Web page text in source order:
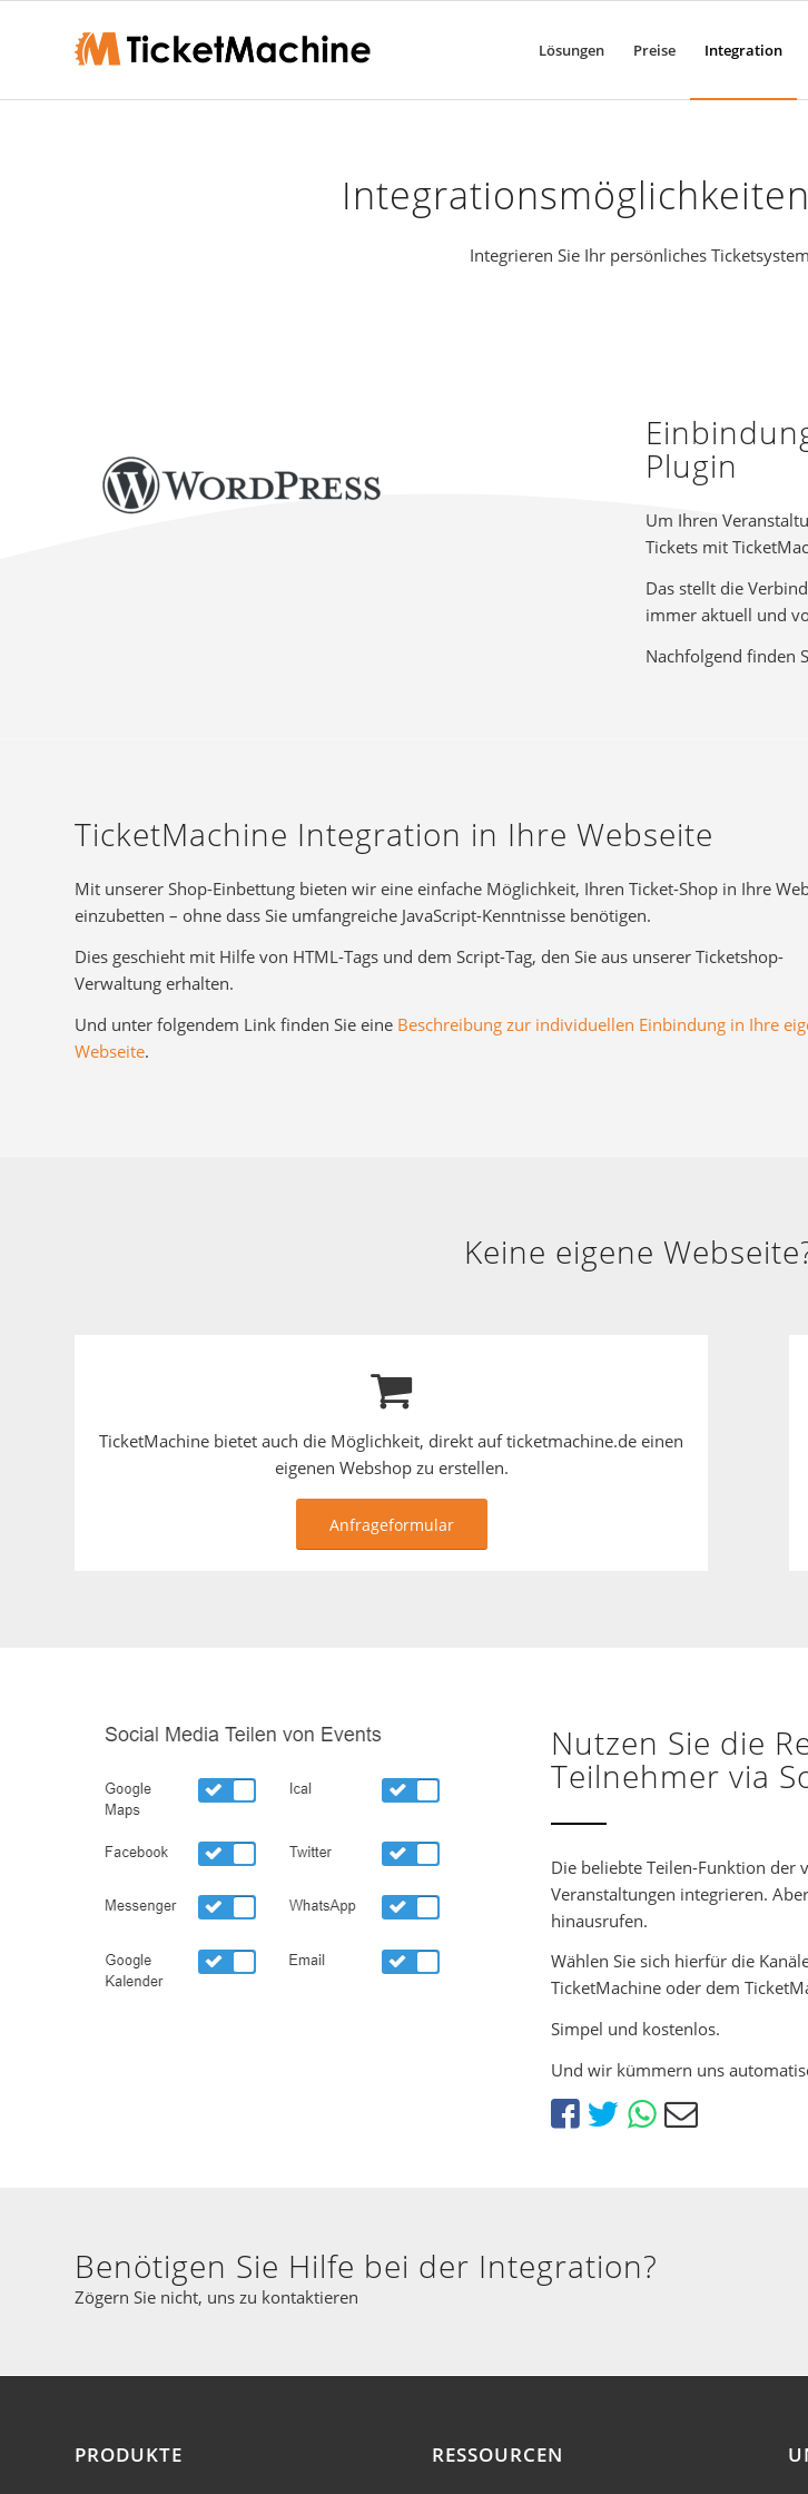
Lösungen Preise Integration
Integrieren Sie Ihr persönliches
Plugin
Um Ihren
Tickets mit
Das stellt die
immer aktuell und
Nachfolgend finden
TicketMachine Integration in Ihre Webseite
Mit unserer Shop-Einbettung bieten wir eine einfache Möglichkeit, Ihren Ticket-Shop in Ihre
einzubetten – ohne dass Sie umfangreiche JavaScript-Kenntnisse benötigen.
Dies geschieht mit Hilfe von HTML-Tags und dem Script-Tag, den Sie aus unserer Ticketshop-
Verwaltung erhalten.
Und unter folgendem Link finden Sie eine Beschreibung zur individuellen Einbindung in Ihre
Webseite.
Keine eigene
TicketMachine bietet auch die Möglichkeit, direkt auf ticketmachine.de einen
eigenen Webshop zu erstellen.
Anfrageformular
Nutzen Sie die
Teilnehmer via
Die beliebte Teilen-Funktion der
Veranstaltungen integrieren.
hinausrufen.
Wählen Sie sich hierfür die
TicketMachine oder dem
Simpel und kostenlos.
Und wir kümmern uns
Benötigen Sie Hilfe bei der Integration?
Zögern Sie nicht, uns zu kontaktieren
PRODUKTE RESSOURCEN